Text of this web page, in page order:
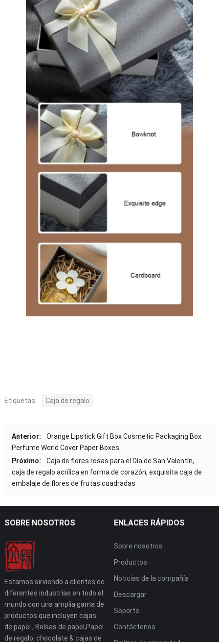
Etiquetas: Caja de regalo
Anterior:
Orange Lipstick Gift Box Cosmetic Packaging Box
Perfume World Cover Paper Boxes
Próximo:
Caja de flores rosas para el Día de San Valentín,
caja de regalo acrílica en forma de corazón, exquisita caja de
embalaje de flores de frutas cuadradas
SOBRE NOSOTROS
Estamos sirviendo a clientes de
diferentes industrias en todo el
mundo con una amplia gama de
productos que incluyen cajas
de papel., Bolsas de papel,Papel
de regalo, chocolate & cajas de
ENLACES RÁPIDOS
Sobre nosotros
Productos
Noticias de la compañía
Descargar
Soporte
Contáctenos